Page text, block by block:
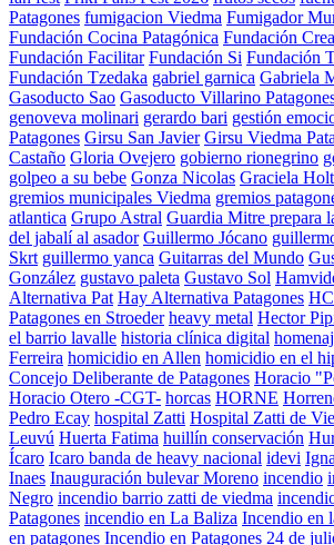
Patagones fumigacion Viedma Fumigador
Fundación Cocina Patagónica Fundación
Fundación Facilitar Fundación Si Fundación
Fundación Tzedaka gabriel garnica Gabriela
Gasoducto Sao Gasoducto Villarino
genoveva molinari gerardo bari gestión
Patagones Girsu San Javier Girsu Viedma
Castaño Gloria Ovejero gobierno rionegrino
golpeo a su bebe Gonza Nicolas Graciela
gremios municipales Viedma gremios
atlantica Grupo Astral Guardia Mitre prepara
del jabalí al asador Guillermo Jócano
Skrt guillermo yanca Guitarras del Mundo
González gustavo paleta Gustavo Sol
Alternativa Pat Hay Alternativa Patagones
Patagones en Stroeder heavy metal Hector
el barrio lavalle historia clínica digital
Ferreira homicidio en Allen homicidio en el
Concejo Deliberante de Patagones Horacio
Horacio Otero -CGT- horcas HORNE
Pedro Ecay hospital Zatti Hospital Zatti de
Leuvú Huerta Fatima huillín conservación
Ícaro Icaro banda de heavy nacional idevi
Inaes Inauguración bulevar Moreno incendio
Negro incendio barrio zatti de viedma
Patagones incendio en La Baliza Incendio en
en patagones Incendio en Patagones 24 de